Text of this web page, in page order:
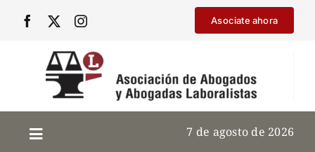
Asociate ahora
7 de agosto de 2026